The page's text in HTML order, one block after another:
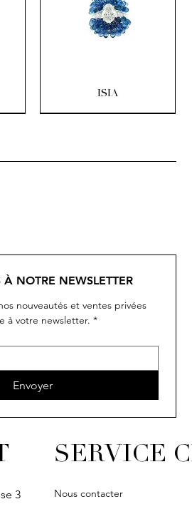
ISIA
À NOTRE NEWSLETTER
nouveautés et ventes privées
à votre newsletter. *
Envoyer
3
SERVICE
Nous contacter